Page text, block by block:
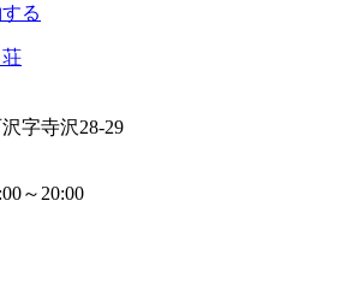
る
字寺沢28-29
～20:00